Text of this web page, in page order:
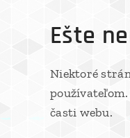
Ešte
Niektoré
časti webu.